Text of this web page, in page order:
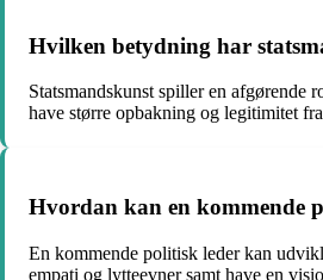
Hvilken betydning har
Statsmandskunst spiller en afgørende
have større opbakning og legitimitet
Hvordan kan en kommende
En kommende politisk leder kan
empati og lytteevner samt have en